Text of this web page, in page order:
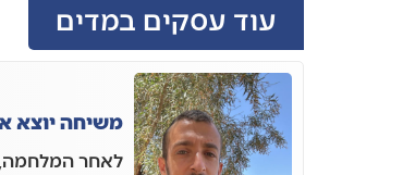
עוד עסקים במדים
משיחה יוצא
לאחר